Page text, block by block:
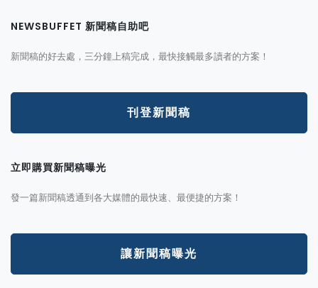
NEWSBUFFET 新聞稿自助吧
新聞稿的好去處，三分鐘上稿完成，最快接觸最多讀者的方案！
刊登新聞稿
立即購買新聞稿曝光
發一篇新聞稿透通到各大媒體的最快速、最便捷的方案！
讓新聞稿曝光